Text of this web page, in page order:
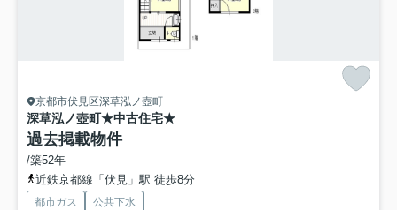
京都市伏見区深草泓ノ壺町
深草泓ノ壺町★中古住宅★
過去掲載物件
/築52年
近鉄京都線「伏見」駅 徒歩8分
都市ガス 公共下水